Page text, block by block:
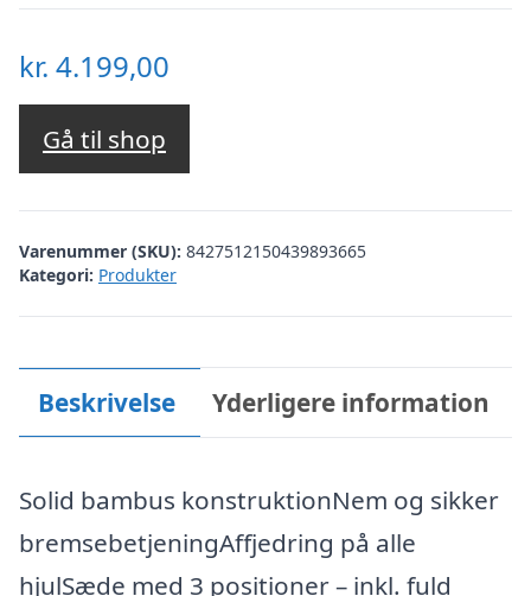
kr. 4.199,00
Gå til shop
Varenummer (SKU): 8427512150439893665
Kategori: Produkter
Beskrivelse Yderligere information
Solid bambus konstruktionNem og sikker
bremsebetjeningAffjedring på alle
hjulSæde med 3 positioner – inkl. fuld